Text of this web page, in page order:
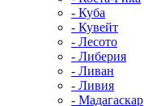
- Куба
- Кувейт
- Лесото
- Либерия
- Ливан
- Ливия
- Мадагаскар